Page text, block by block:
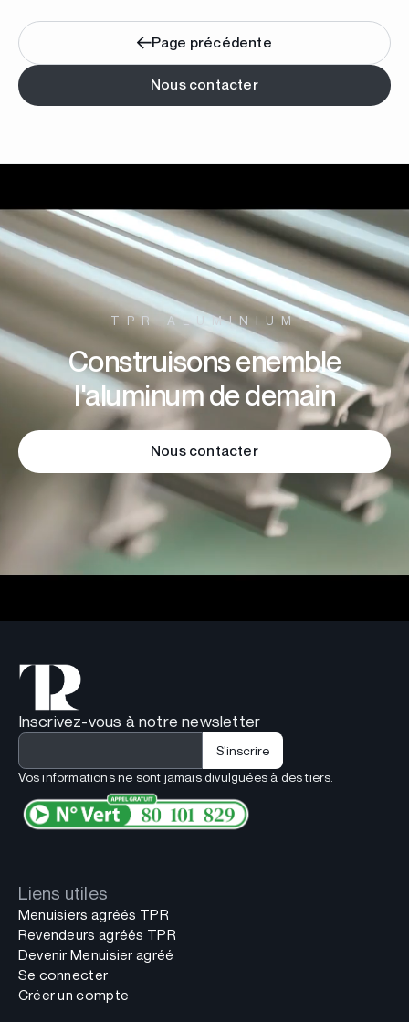
Page précédente
Nous contacter
TPR ALUMINIUM
Construisons enemble
l'aluminum de demain
Nous contacter
Inscrivez-vous à notre newsletter
Vos informations ne sont jamais divulguées à des tiers.
Liens utiles
Menuisiers agréés TPR
Revendeurs agréés TPR
Devenir Menuisier agréé
Se connecter
Créer un compte